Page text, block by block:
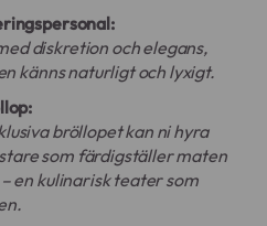
diskretion och elegans,
känns naturligt och lyxigt.
bröllopet kan ni hyra
som färdigställer maten
en kulinarisk teater som